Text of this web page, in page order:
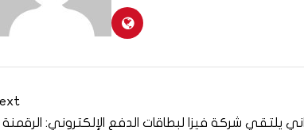
يلتقي شركة فيزا لبطاقات الدفع الإلكتروني: الرقمنة